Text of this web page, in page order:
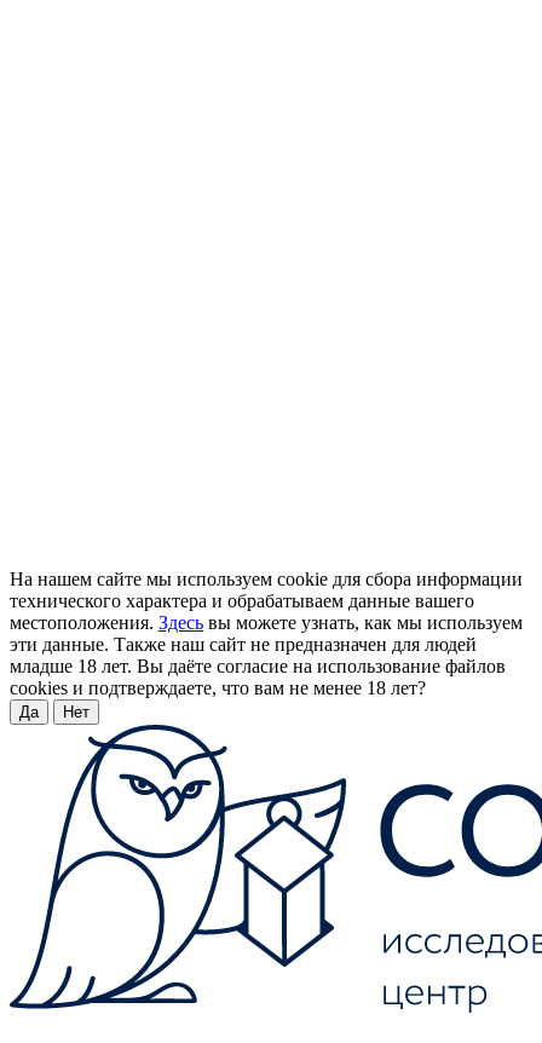
На нашем сайте мы используем cookie для сбора информации
технического характера и обрабатываем данные вашего
местоположения. Здесь вы можете узнать, как мы используем
эти данные. Также наш сайт не предназначен для людей
младше 18 лет. Вы даёте согласие на использование файлов
cookies и подтверждаете, что вам не менее 18 лет?
Да Нет